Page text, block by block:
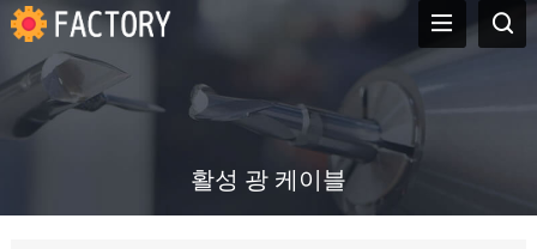
활성 광 케이블